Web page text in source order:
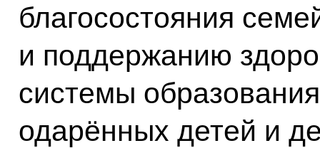
благосостояния
и поддержанию
системы
одарённых детей и